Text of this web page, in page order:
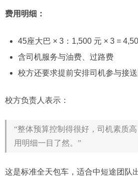
费用明细：
45座大巴 × 3：1,500 元 × 3 =
含司机服务与油费、过路费
校方还要求提前安排司机参与接
校方负责人表示：
“整体预算控制得很好，司机素质
用明细一目了然。”
这是标准全天包车，适合中短途团队